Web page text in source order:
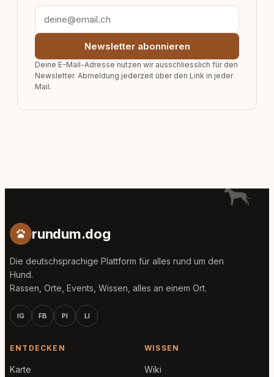
Newsletter abonnieren
Deine E-Mail-Adresse nutzen wir ausschliesslich für den
Newsletter. Abmeldung jederzeit über den Link in jeder
Mail.
rundum.dog
Die deutschsprachige Plattform für alles rund um den
Hund.
Rassen, Orte, Events, Wissen, alles an einem Ort.
IG FB PI LI
ENTDECKEN
Karte
WISSEN
Wiki